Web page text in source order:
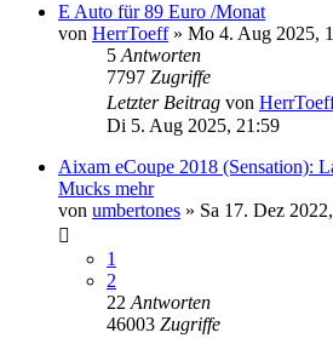
E Auto für 89 Euro /Monat
von HerrToeff» Mo 4. Aug 2025,
5Antworten
7797 Zugriffe
Letzter Beitrag von
Di 5. Aug 2025, 21:59
Aixam eCoupe 2018 (Sensation):
Mucks mehr
von umbertones » Sa 17. Dez
1
2
22Antworten
46003 Zugriffe